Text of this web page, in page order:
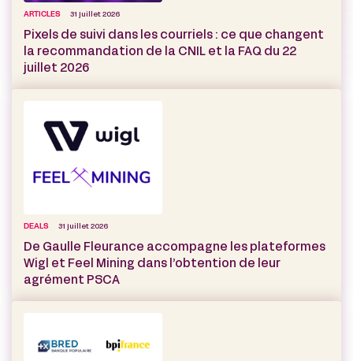
ARTICLES 31 juillet 2026
Pixels de suivi dans les courriels : ce que changent
la recommandation de la CNIL et la FAQ du 22
juillet 2026
DEALS 31 juillet 2026
De Gaulle Fleurance accompagne les plateformes
Wigl et Feel Mining dans l’obtention de leur
agrément PSCA